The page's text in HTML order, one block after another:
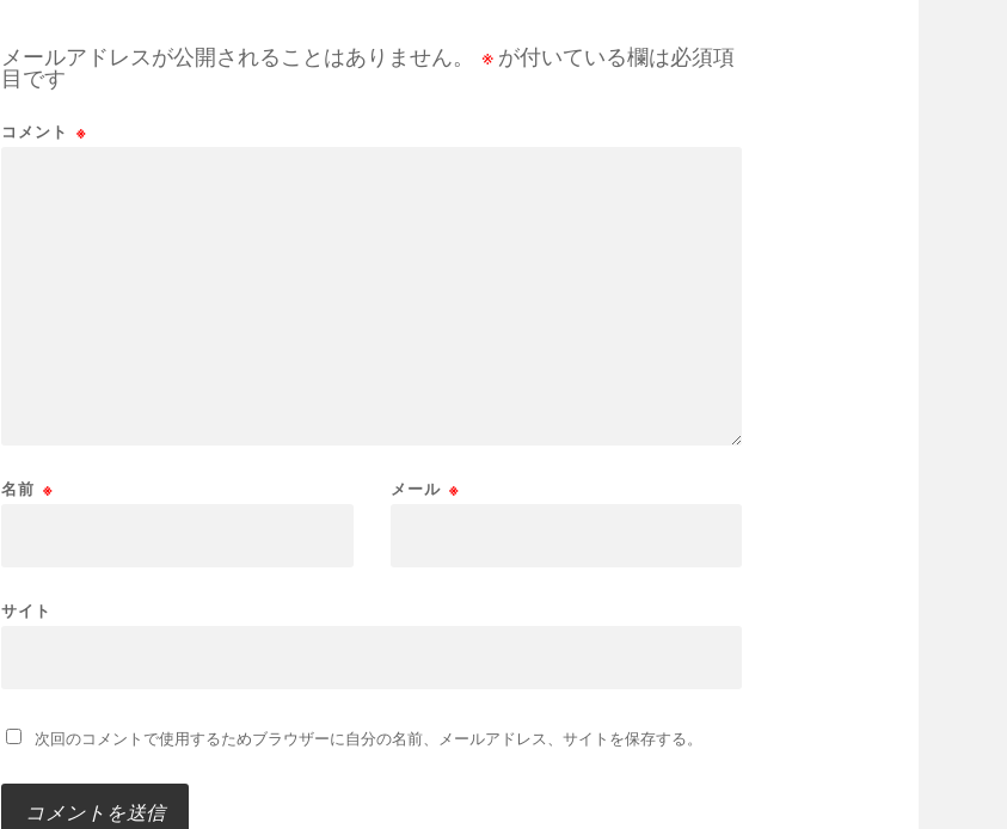
メールアドレスが公開されることはありません。 ※ が付いている欄は必須項
目です
コメント ※
名前 ※ メール ※
サイト
次回のコメントで使用するためブラウザーに自分の名前、メールアドレス、サイトを保存する。